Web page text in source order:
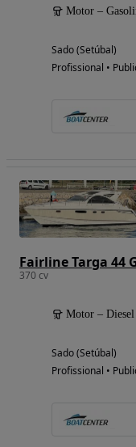
Motor –
Sado (Setúbal)
Profissional •
Fairline Targa 44
370 cv
Motor – Diesel
Sado (Setúbal)
Profissional •